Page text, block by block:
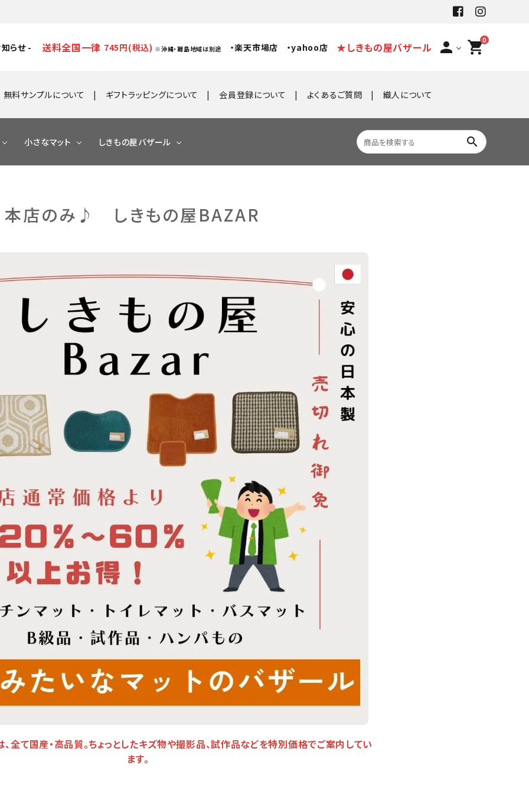
らせ - 送料全国一律 745円(税込) ※沖縄・離島地域は別途 ・楽天市場店 ・yahoo店 ★しきもの屋バザール person 0
shopping_cart
無料サンプルについて ギフトラッピングについて 会員登録について よくあるご質問 織人について
小さなマット しきもの屋バザール search
本店のみ♪ しきもの屋BAZAR
全て国産・高品質。ちょっとしたキズ物や撮影品、試作品などを特別価格でご案内してい
ます。